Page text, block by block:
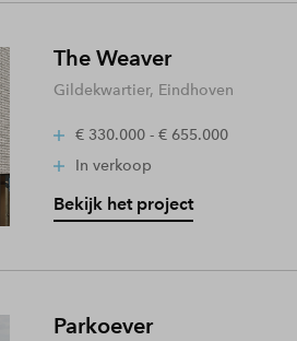
The Weaver
Gildekwartier, Eindhoven
€ 330.000 - € 655.000
In verkoop
Bekijk het project
Parkoever